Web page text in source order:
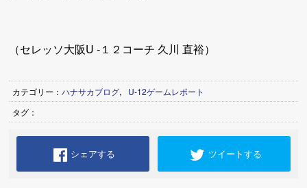
（セレッソ大阪U -１２コーチ 久川 直裕）
カテゴリー：ハナサカブログ,
U-12ゲームレポート
タグ：
シェアする ツイートする